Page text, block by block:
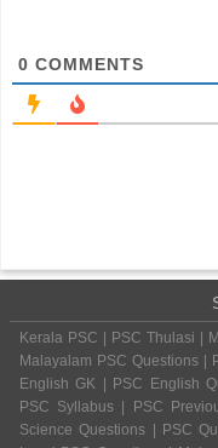
0 COMMENTS
Kerala PSC | PSC Thulasi |
Malayalam PSC Questions |
English GK | PSC English
PSC Syllabus | PSC
Science Questions | PSC